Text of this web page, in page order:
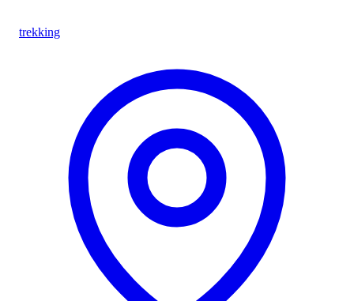
trekking